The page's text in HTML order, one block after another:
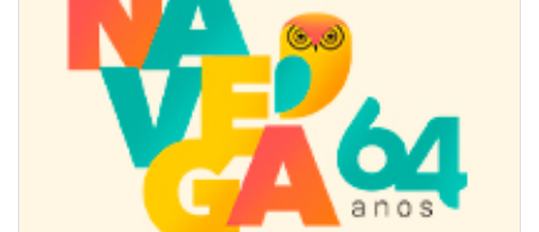
09/08/2026 | 07:00